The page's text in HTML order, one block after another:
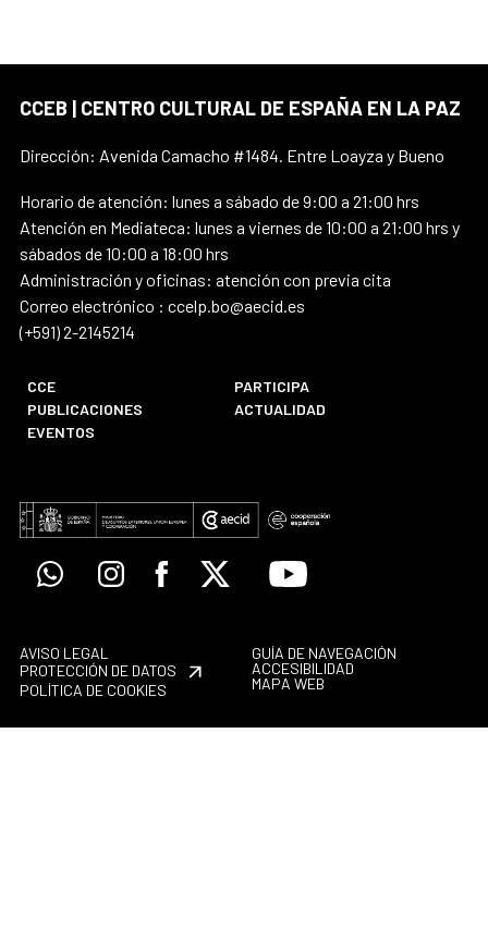
CCEB | CENTRO CULTURAL DE ESPAÑA EN LA PAZ
Dirección: Avenida Camacho #1484. Entre Loayza y Bueno
Horario de atención: lunes a sábado de 9:00 a 21:00 hrs
Atención en Mediateca: lunes a viernes de 10:00 a 21:00 hrs y
sábados de 10:00 a 18:00 hrs
Administración y oficinas: atención con previa cita
Correo electrónico : ccelp.bo@aecid.es
(+591) 2-2145214
CCE
PARTICIPA
PUBLICACIONES
ACTUALIDAD
EVENTOS
WhatsappInstagramFacebook
X Youtube
AVISO LEGAL
PROTECCIÓN DE DATOS
POLÍTICA DE COOKIES
GUÍA DE NAVEGACIÓN
ACCESIBILIDAD
MAPA WEB